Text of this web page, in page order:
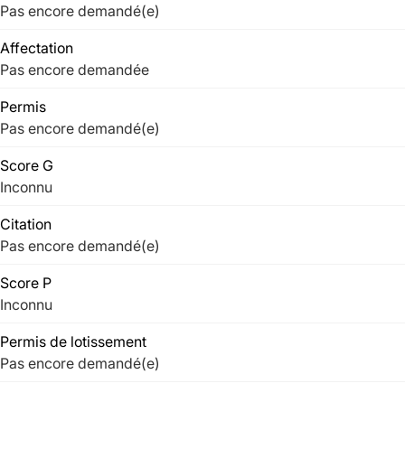
Pas encore demandé(e)
Affectation
Pas encore demandée
Permis
Pas encore demandé(e)
Score G
Inconnu
Citation
Pas encore demandé(e)
Score P
Inconnu
Permis de lotissement
Pas encore demandé(e)